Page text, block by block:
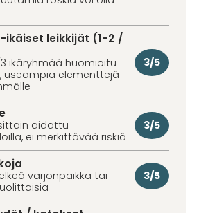
ikäiset leikkijät (1-2 /
ikäryhmää huomioitu
useampia elementtejä
3/5
aidattu
ei merkittävää riskiä
3/5
varjonpaikka tai
3/5